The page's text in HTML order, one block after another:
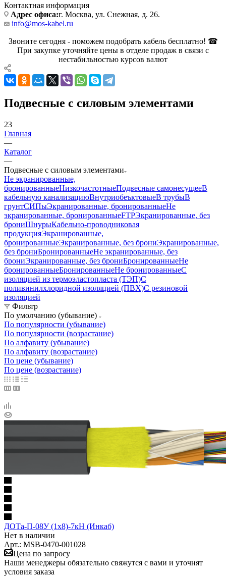
Контактная информация
Адрес офиса:г. Москва, ул. Снежная, д. 26.
info@mos-kabel.ru
Звоните сегодня - поможем подобрать кабель бесплатно! ☎
При закупке уточняйте цены в отделе продаж в связи с
нестабильностью курсов валют
Подвесные с силовым элементами
23
Главная
—
Каталог
—
Подвесные с силовым элементами
Не экранированные,
бронированныеНизкочастотныеПодвесные самонесущееВ
кабельную канализациюВнутриобеъктовыеВ трубыВ
грунтСИПыЭкранированные, бронированныеНе
экранированные, бронированныеFTPЭкранированные, без
брониШнурыКабельно-проводниковая
продукцияЭкранированные,
бронированныеЭкранированные, без брониЭкранированные,
без брониБронированныеНе экранированные, без
брониЭкранированные, без брониБронированныеНе
бронированныеБронированныеНе бронированныеС
изоляцией из термоэластопласта (ТЭП)С
поливинилхлоридной изоляцией (ПВХ)С резиновой
изоляцией
Фильтр
По умолчанию (убывание)
По популярности (убывание)
По популярности (возрастание)
По алфавиту (убывание)
По алфавиту (возрастание)
По цене (убывание)
По цене (возрастание)
ДОТа-П-08У (1х8)-7кН (Инкаб)
Нет в наличии
Арт.: MSB-0470-001028
Цена по запросу
Наши менеджеры обязательно свяжутся с вами и уточнят
условия заказа